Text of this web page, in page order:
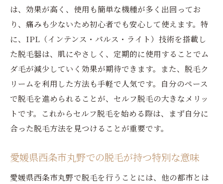
は、効果が高く、使用も簡単な機種が多く出回ってお
り、痛みも少ないため初心者でも安心して使えます。特
に、IPL（インテンス・パルス・ライト）技術を搭載し
た脱毛器は、肌にやさしく、定期的に使用することでム
ダ毛が減少していく効果が期待できます。また、脱毛ク
リームを利用した方法も手軽で人気です。自分のペース
で脱毛を進められることが、セルフ脱毛の大きなメリッ
トです。これからセルフ脱毛を始める際は、まず自分に
合った脱毛方法を見つけることが重要です。
愛媛県西条市丸野での脱毛が持つ特別な意味
愛媛県西条市丸野で脱毛を行うことには、他の都市とは